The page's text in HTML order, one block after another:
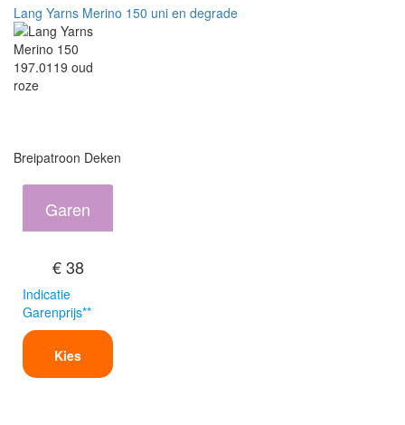
Lang Yarns Merino 150 uni en degrade
Breipatroon Deken
Garen
€ 38
Indicatie
Garenprijs**
Kies